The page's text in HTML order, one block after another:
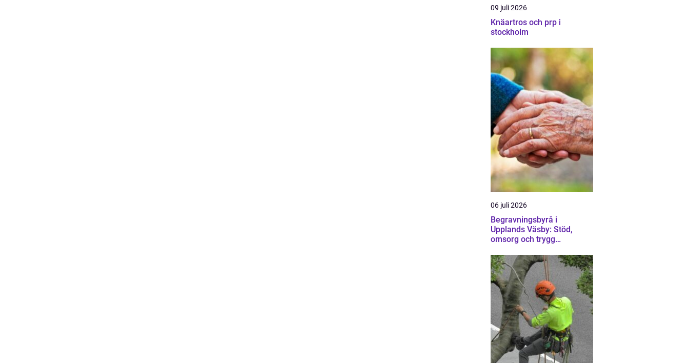
09 juli 2026
Knäartros och prp i
stockholm
06 juli 2026
Begravningsbyrå i
Upplands Väsby: Stöd,
omsorg och trygg